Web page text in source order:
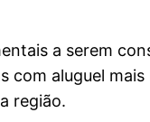
a serem
com aluguel
região.